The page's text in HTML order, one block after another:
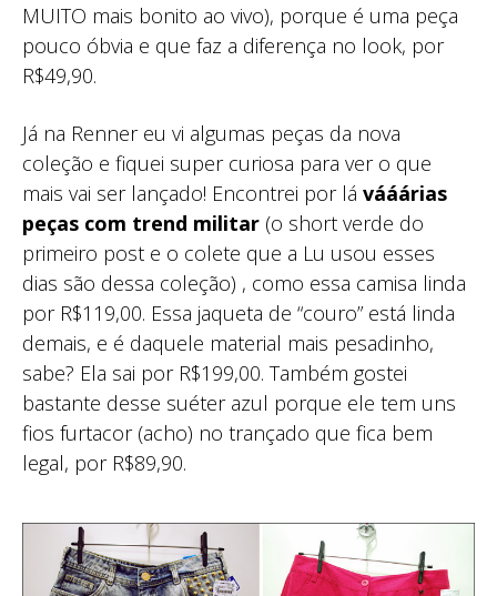
MUITO mais bonito ao vivo), porque é uma peça
pouco óbvia e que faz a diferença no look, por
R$49,90.
Já na Renner eu vi algumas peças da nova
coleção e fiquei super curiosa para ver o que
mais vai ser lançado! Encontrei por lá vááárias
peças com trend militar (o short verde do
primeiro post e o colete que a Lu usou esses
dias são dessa coleção) , como essa camisa linda
por R$119,00. Essa jaqueta de “couro” está linda
demais, e é daquele material mais pesadinho,
sabe? Ela sai por R$199,00. Também gostei
bastante desse suéter azul porque ele tem uns
fios furtacor (acho) no trançado que fica bem
legal, por R$89,90.